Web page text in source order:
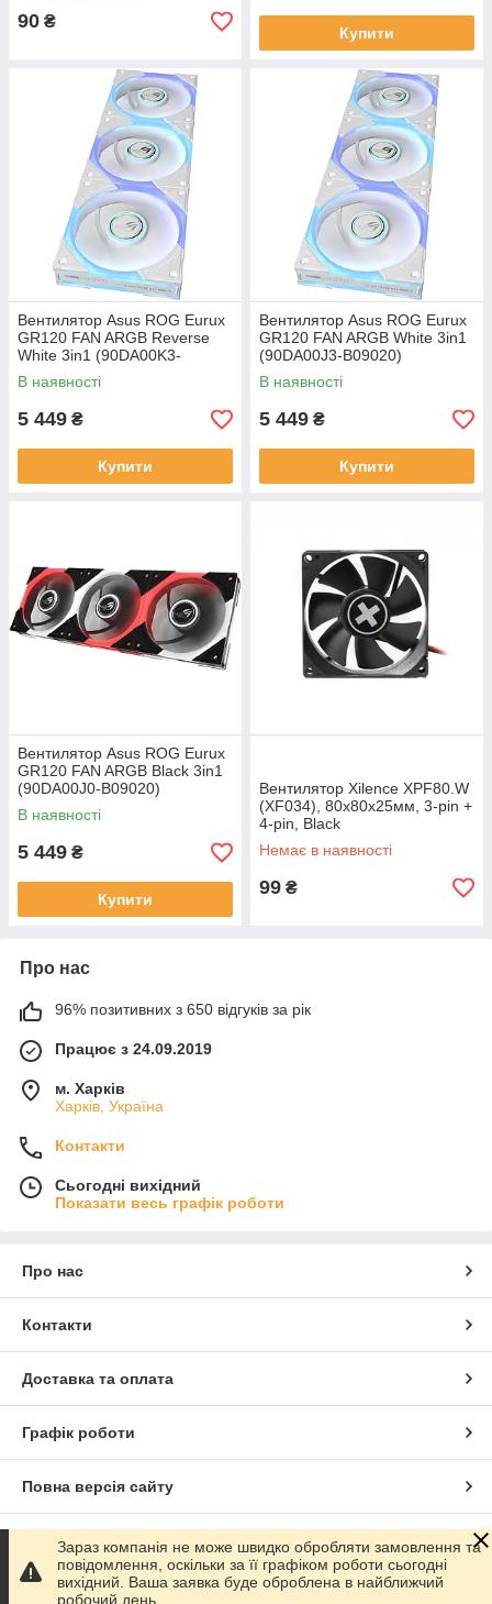
90 ₴
Купити
Вентилятор Asus ROG Eurux
GR120 FAN ARGB Reverse
White 3in1 (90DA00K3-
B09020)
В наявності
5 449 ₴
Купити
Вентилятор Asus ROG Eurux
GR120 FAN ARGB White 3in1
(90DA00J3-B09020)
В наявності
5 449 ₴
Купити
Вентилятор Asus ROG Eurux
GR120 FAN ARGB Black 3in1
(90DA00J0-B09020)
В наявності
5 449 ₴
Купити
Вентилятор Xilence XPF80.W
(XF034), 80х80х25мм, 3-pin +
4-pin, Black
Немає в наявності
99 ₴
Про нас
96% позитивних з 650 відгуків за рік
Працює з 24.09.2019
м. Харків
Харків, Україна
Контакти
Сьогодні вихідний
Показати весь графік роботи
Про нас
Контакти
Доставка та оплата
Графік роботи
Повна версія сайту
Сайт створено на маркетплейсіProm.ua
Політика конфіденційності
Зараз компанія не може швидко обробляти замовлення та
повідомлення, оскільки за її графіком роботи сьогодні
вихідний. Ваша заявка буде оброблена в найближчий
робочий день.